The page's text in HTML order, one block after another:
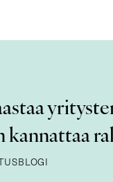
kannattaa